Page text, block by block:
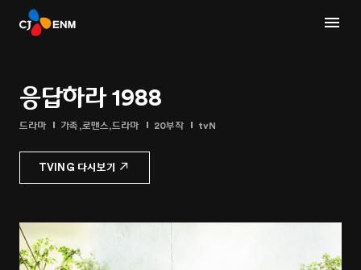
응답하라 1988
드라마 가족,로맨스,드라마 20부작 tvN
TVING 다시보기